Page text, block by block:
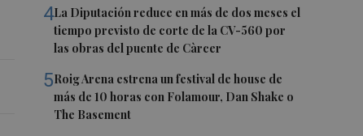
4La Diputación reduce en más de dos meses el
tiempo previsto de corte de la CV-560 por
las obras del puente de Càrcer
5Roig Arena estrena un festival de house de
más de 10 horas con Folamour, Dan Shake o
The Basement